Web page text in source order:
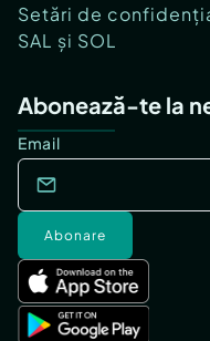
Setări de
SAL și SOL
Abonează-te la
Email
Abonare